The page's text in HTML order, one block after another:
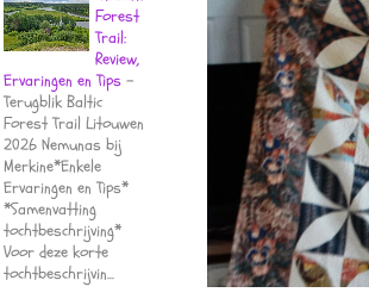
Forest
Trail:
Review,
Ervaringen en Tips -
Terugblik Baltic
Forest Trail Litouwen
2026 Nemunas bij
Merkine*Enkele
Ervaringen en Tips*
*Samenvatting
tochtbeschrijving*
Voor deze korte
tochtbeschrijvin...